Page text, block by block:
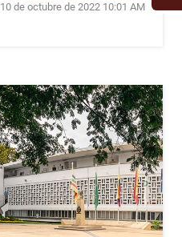
10 de octubre de 2022 10:01 AM